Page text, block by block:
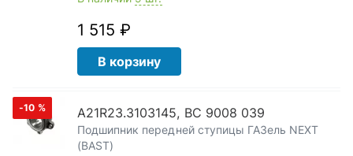
1 515 ₽
В корзину
-10 % A21R23.3103145, BC 9008 039
Подшипник передней ступицы ГАЗель NEXT
(BAST)